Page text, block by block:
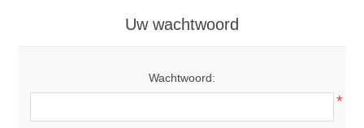
Uw wachtwoord
Wachtwoord:
*